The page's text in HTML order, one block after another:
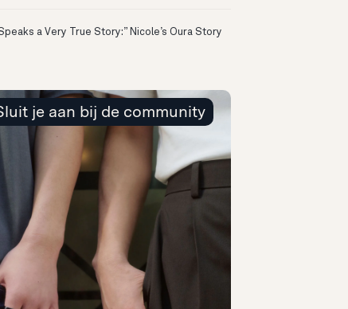
a Very True Story:” Nicole’s Oura Story
je aan bij de community